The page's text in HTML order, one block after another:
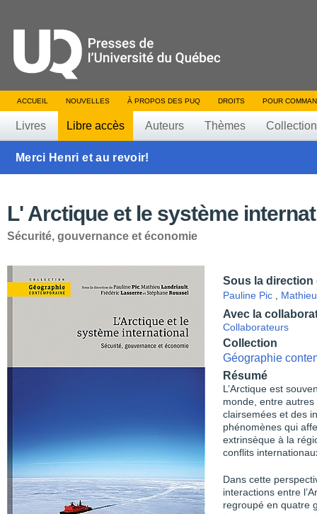
ACCUEIL NOUVELLES À PROPOS DES PUQ DROITS POUR
Livres Libre accès Auteurs Thèmes
Merci Henri et au revoir!
L' Arctique et le système
Sécurité, gouvernance et économie
Sous la direction
Pauline Pic
Avec la
Collaborateurs
Collection
Géographie
Résumé
L’Arctique est
monde, entre
clairsemées et des
phénomènes qui
extrinsèque à la
conflits
Dans cette
interactions entre
regroupé en quatre